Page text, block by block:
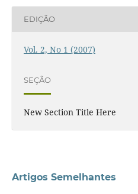
EDIÇÃO
Vol. 2, No 1 (2007)
SEÇÃO
New Section Title Here
Artigos Semelhantes